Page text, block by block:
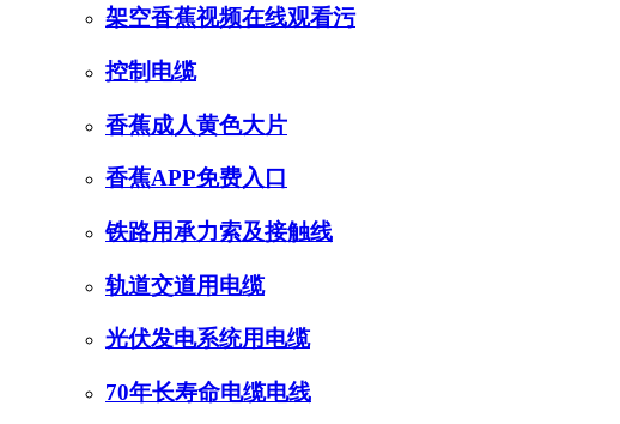
架空香蕉视频在线观看污
控制电缆
香蕉成人黄色大片
香蕉APP免费入口
铁路用承力索及接触线
轨道交道用电缆
光伏发电系统用电缆
70年长寿命电缆电线